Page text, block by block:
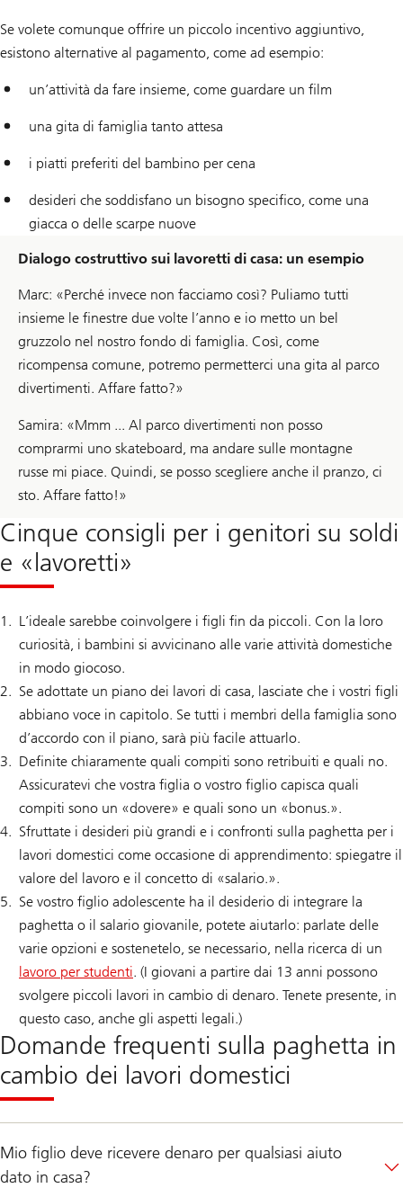
Se volete comunque offrire un piccolo incentivo aggiuntivo,
esistono alternative al pagamento, come ad esempio:
un’attività da fare insieme, come guardare un film
una gita di famiglia tanto attesa
i piatti preferiti del bambino per cena
desideri che soddisfano un bisogno specifico, come una
giacca o delle scarpe nuove
Dialogo costruttivo sui lavoretti di casa: un esempio
Marc: «Perché invece non facciamo così? Puliamo tutti
insieme le finestre due volte l’anno e io metto un bel
gruzzolo nel nostro fondo di famiglia. Così, come
ricompensa comune, potremo permetterci una gita al parco
divertimenti. Affare fatto?»
Samira: «Mmm ... Al parco divertimenti non posso
comprarmi uno skateboard, ma andare sulle montagne
russe mi piace. Quindi, se posso scegliere anche il pranzo, ci
sto. Affare fatto!»
Cinque consigli per i genitori su soldi
e «lavoretti»
L’ideale sarebbe coinvolgere i figli fin da piccoli. Con la loro
curiosità, i bambini si avvicinano alle varie attività domestiche
in modo giocoso.
Se adottate un piano dei lavori di casa, lasciate che i vostri figli
abbiano voce in capitolo. Se tutti i membri della famiglia sono
d’accordo con il piano, sarà più facile attuarlo.
Definite chiaramente quali compiti sono retribuiti e quali no.
Assicuratevi che vostra figlia o vostro figlio capisca quali
compiti sono un «dovere» e quali sono un «bonus.».
Sfruttate i desideri più grandi e i confronti sulla paghetta per i
lavori domestici come occasione di apprendimento: spiegatre il
valore del lavoro e il concetto di «salario.».
Se vostro figlio adolescente ha il desiderio di integrare la
paghetta o il salario giovanile, potete aiutarlo: parlate delle
varie opzioni e sostenetelo, se necessario, nella ricerca di un
lavoro per studenti. (I giovani a partire dai 13 anni possono
svolgere piccoli lavori in cambio di denaro. Tenete presente, in
questo caso, anche gli aspetti legali.)
Domande frequenti sulla paghetta in
cambio dei lavori domestici
Mio figlio deve ricevere denaro per qualsiasi aiuto
dato in casa?